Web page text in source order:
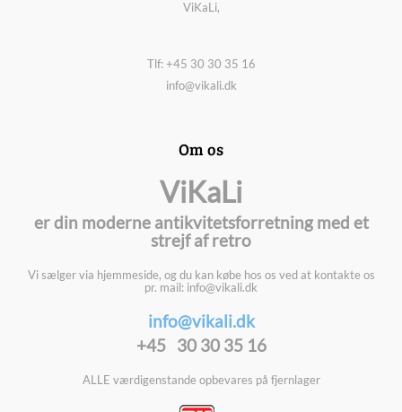
ViKaLi,
Tlf: +45 30 30 35 16
info@vikali.dk
Om os
ViKaLi
er din moderne antikvitetsforretning med et
strejf af retro
Vi sælger via hjemmeside, og du kan købe hos os ved at kontakte os
pr. mail: info@vikali.dk
info@vikali.dk
+45 30 30 35 16
ALLE værdigenstande opbevares på fjernlager